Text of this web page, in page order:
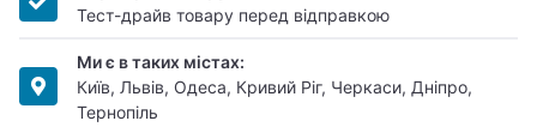
Тест-драйв товару перед відправкою
Ми є в таких містах:
Київ, Львів, Одеса, Кривий Ріг, Черкаси, Дніпро,
Тернопіль